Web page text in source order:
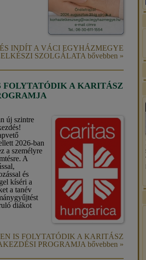
INDÍT A VÁCI EGYHÁZMEGYE
SZOLGÁLATA bővebben »
FOLYTATÓDIK A KARITÁSZ
új szintre
2026-ban
a személyre
A
és
kíséri a
a tanév
diákot
IS FOLYTATÓDIK A KARITÁSZ
PROGRAMJA bővebben »